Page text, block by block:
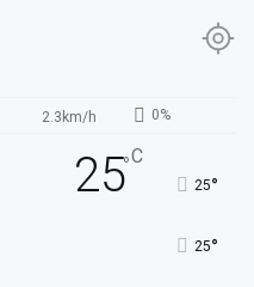
2.3km/h 0%
25°C
25°
25°